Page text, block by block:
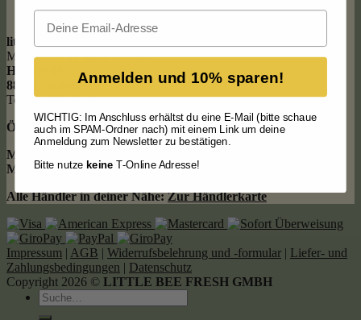
little bee fresh
Manufaktur & Werksverkauf
Hochsträß 7
88131 Bodolz
Tel.: 08382/983920
Öffnungszeiten
Mo + Di:
Mi – Fr: 8:30 – 13 Uhr
Alle Händler in deiner Nähe:Zur Händlerkarte
Impressum | AGB | Widerrufsbelehrung und -formular | Liefer- und
Zahlungsbedingungen | Datenschutz
Copyright 2026 © LITTLE BEE FRESH GMBH
Suche
nach:
Email
Anmelden und 10% sparen!
WICHTIG: Im Anschluss erhältst du eine E-Mail (bitte schaue
auch im SPAM-Ordner nach) mit einem Link um deine
Anmeldung zum Newsletter zu bestätigen.
Bitte nutze keine T-Online Adresse!